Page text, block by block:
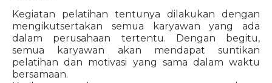
Kegiatan pelatihan tentunya dilakukan dengan
mengikutsertakan semua karyawan yang ada
dalam perusahaan tertentu. Dengan begitu,
semua karyawan akan mendapat suntikan
pelatihan dan motivasi yang sama dalam waktu
bersamaan.